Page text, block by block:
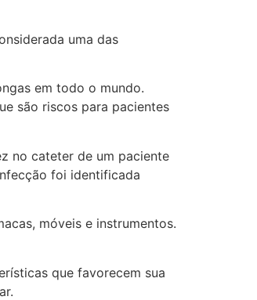
uma das
em todo o mundo.
são riscos para pacientes
no cateter de um paciente
foi identificada
móveis e instrumentos.
que favorecem sua